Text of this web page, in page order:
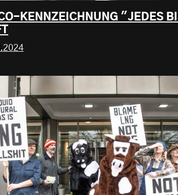
KENNZEICHNUNG "JEDES